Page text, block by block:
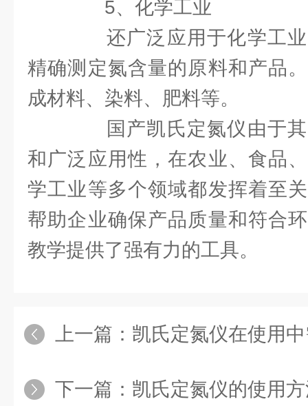
5、化学工业
还广泛应用于化学工业
精确测定氮含量的原料和产品
成材料、染料、肥料等。
国产凯氏定氮仪由于其
和广泛应用性，在农业、食品
学工业等多个领域都发挥着至
帮助企业确保产品质量和符合
教学提供了强有力的工具。
上一篇： 凯氏定氮仪在使用
下一篇： 凯氏定氮仪的使用